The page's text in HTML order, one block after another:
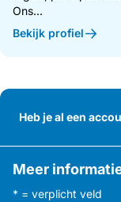
Ons...
Bekijk profiel
Heb je al een
Meer
* = verplicht veld